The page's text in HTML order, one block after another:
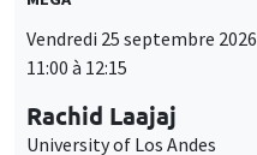
Vendredi 25 septembre 2026
11:00 à 12:15
Rachid Laajaj
University of Los Andes